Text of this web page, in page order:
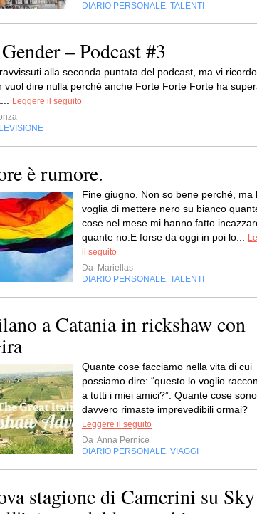
DIARIO PERSONALE TALENTI
– Podcast #3
alla seconda puntata del podcast, ma vi
vuol dire nulla perché anche Forte Forte Forte ha
Leggere il seguito
è rumore.
Fine giugno. Non so bene perché, ma
voglia di mettere nero su bianco
cose nel mese mi hanno fatto
quante no.E forse da oggi in poi lo...
il seguito
Da Mariellas
DIARIO PERSONALE TALENTI
a Catania in rickshaw con
Quante cose facciamo nella vita di cui
possiamo dire: “questo lo voglio
a tutti i miei amici?”. Quante cose sono
davvero rimaste imprevedibili ormai?
Leggere il seguito
Da Anna Pernice
DIARIO PERSONALE VIAGGI
stagione di Camerini su Sky